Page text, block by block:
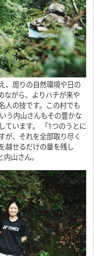
、周りの自然環境や日の
ながら、よりハチが来や
人の技です。この村でも
う内山さんもその豊かな
ています。 「1つのうとに
が、それを全部取り尽く
越せるだけの量を残し
山さん。